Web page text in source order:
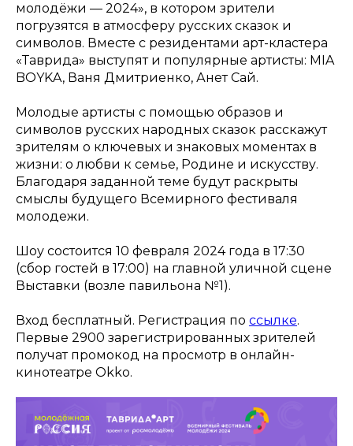
молодёжи — 2024», в котором зрители
погрузятся в атмосферу русских сказок и
символов. Вместе с резидентами арт-кластера
«Таврида» выступят и популярные артисты: MIA
BOYKA, Ваня Дмитриенко, Анет Сай.
Молодые артисты с помощью образов и
символов русских народных сказок расскажут
зрителям о ключевых и знаковых моментах в
жизни: о любви к семье, Родине и искусству.
Благодаря заданной теме будут раскрыты
смыслы будущего Всемирного фестиваля
молодежи.
Шоу состоится 10 февраля 2024 года в 17:30
(сбор гостей в 17:00) на главной уличной сцене
Выставки (возле павильона №1).
Вход бесплатный. Регистрация по ссылке.
Первые 2900 зарегистрированных зрителей
получат промокод на просмотр в онлайн-
кинотеатре Okko.